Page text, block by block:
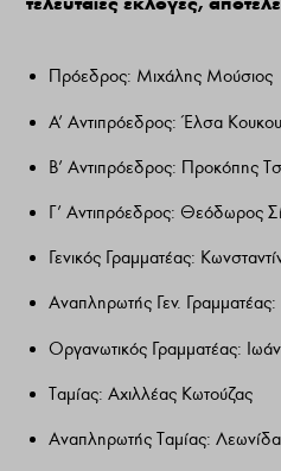
Πρόεδρος: Μιχάλης Μούσιος
Α’ Αντιπρόεδρος: Έλσα
Β’ Αντιπρόεδρος: Προκόπης
Γ’ Αντιπρόεδρος: Θεόδωρος
Γενικός Γραμματέας:
Αναπληρωτής Γεν.
Οργανωτικός Γραμματέας:
Ταμίας: Αχιλλέας Κωτούζας
Αναπληρωτής Ταμίας: